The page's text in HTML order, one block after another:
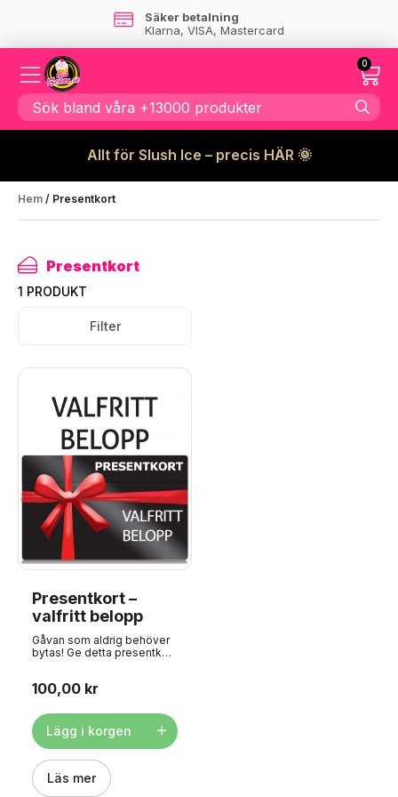
Säker betalning
Klarna, VISA, Mastercard
0
Allt för Slush Ice – precis HÄR 🌞
Hem / Presentkort
Presentkort
1 PRODUKT
Filter
Presentkort –
valfritt belopp
Gåvan som aldrig behöver
bytas! Ge detta presentkort
digitalt till dig, så du kan
det till den lyckliga
mottagaren eller skriva ut
det. Alla presentkort har en
unik kod som anges i
kassan. Presentkortets
värde dras sedan av från
totalsumman. Presentkort
100,00 kr
Lägg i korgen
Läs mer